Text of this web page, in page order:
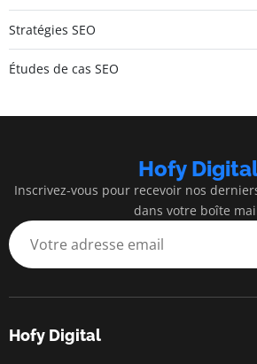
Stratégies SEO
Études de cas SEO
Hofy
Inscrivez-vous pour recevoir nos
dans votre boîte
Hofy Digital